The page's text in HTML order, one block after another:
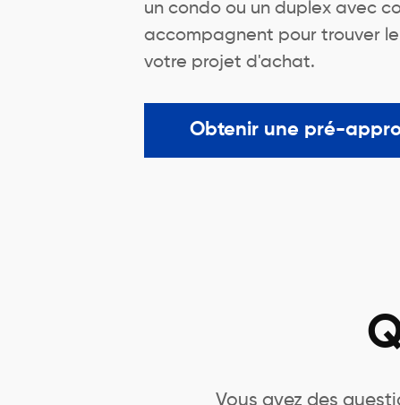
un condo ou un duplex avec
accompagnent pour trouver
votre projet d'achat.
Obtenir une pré-
Vous avez des